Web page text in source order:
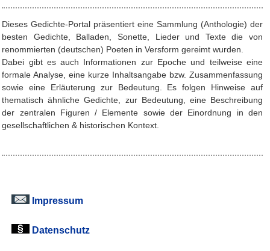
Dieses Gedichte-Portal präsentiert eine Sammlung (Anthologie) der
besten Gedichte, Balladen, Sonette, Lieder und Texte die von
renommierten (deutschen) Poeten in Versform gereimt wurden.
Dabei gibt es auch Informationen zur Epoche und teilweise eine
formale Analyse, eine kurze Inhaltsangabe bzw. Zusammenfassung
sowie eine Erläuterung zur Bedeutung. Es folgen Hinweise auf
thematisch ähnliche Gedichte, zur Bedeutung, eine Beschreibung
der zentralen Figuren / Elemente sowie der Einordnung in den
gesellschaftlichen & historischen Kontext.
Impressum
Datenschutz